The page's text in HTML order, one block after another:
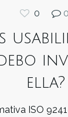
0 0
ella?
ISO